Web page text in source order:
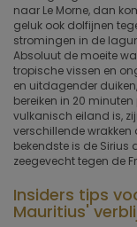
naar Le Morne, dan
geluk ook dolfijnen
stromingen in de
Absoluut de moeite
tropische vissen en
en uitdagender
bereiken in 20
vulkanisch eiland is,
verschillende
bekendste is de Sirius
zeegevecht tegen de
Insiders tips
Mauritius'